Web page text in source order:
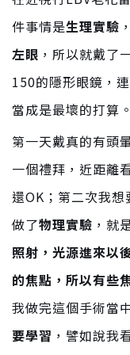
件事情是生理實驗
左眼 ，所以就戴了
150的隱形眼鏡，
當成是最壞的打算。
第一天戴真的有頭
一個禮拜，近距離
還OK；第二次我想
做了物理實驗 ，就
照射，光源進來以
的焦點，所以有些
我做完這個手術當
要學習 ，譬如說我